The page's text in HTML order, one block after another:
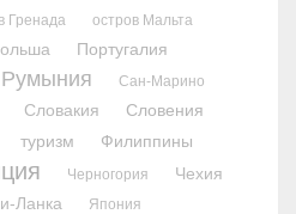
Гренада
остров Мальта
Португалия
Румыния Сан-Марино
Словакия Словения
туризм
Филиппины
Черногория
Чехия
Ланка Япония